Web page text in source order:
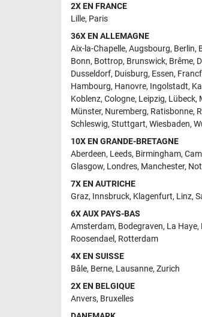
2X EN FRANCE
Lille, Paris
36X EN ALLEMAGNE
Aix-la-Chapelle, Augsbourg, Berlin,
Bonn, Bottrop, Brunswick, Brême,
Dusseldorf, Duisburg, Essen,
Hambourg, Hanovre, Ingolstadt,
Koblenz, Cologne, Leipzig, Lübeck,
Münster, Nuremberg, Ratisbonne,
Schleswig, Stuttgart, Wiesbaden,
10X EN GRANDE-BRETAGNE
Aberdeen, Leeds, Birmingham,
Glasgow, Londres, Manchester,
7X EN AUTRICHE
Graz, Innsbruck, Klagenfurt, Linz,
6X AUX PAYS-BAS
Amsterdam, Bodegraven, La Haye,
Roosendael, Rotterdam
4X EN SUISSE
Bâle, Berne, Lausanne, Zurich
2X EN BELGIQUE
Anvers, Bruxelles